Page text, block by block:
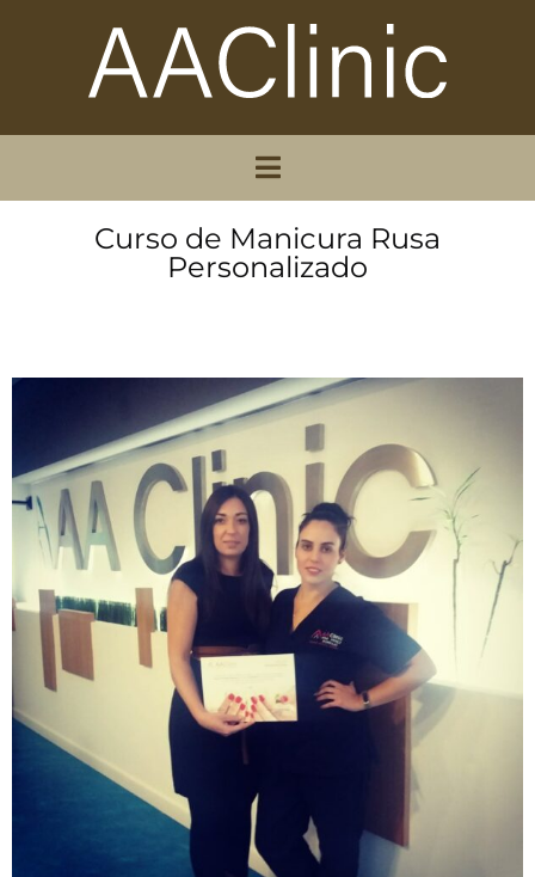
Curso de Manicura Rusa
Personalizado